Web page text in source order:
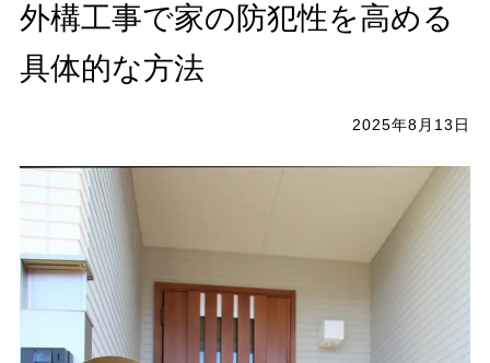
2025年8月13日
外構工事で家の防犯性を高める
具体的な方法